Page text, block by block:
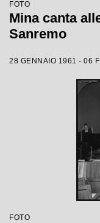
FOTO
Mina canta
Sanremo
28 GENNAIO 1961 - 06
FOTO